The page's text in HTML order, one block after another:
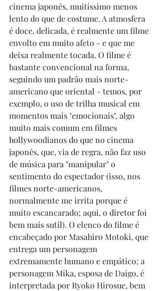
cinema japonês, muitíssimo menos
lento do que de costume. A atmosfera
é doce, delicada, é realmente um filme
envolto em muito afeto - e que me
deixa realmente tocada. O filme é
bastante convencional na forma,
seguindo um padrão mais norte-
americano que oriental - temos, por
exemplo, o uso de trilha musical em
momentos mais "emocionais", algo
muito mais comum em filmes
hollywoodianos do que no cinema
japonês, que, via de regra, não faz uso
de música para "manipular" o
sentimento do espectador (isso, nos
filmes norte-americanos,
normalmente me irrita porque é
muito escancarado; aqui, o diretor foi
bem mais sutil). O elenco do filme é
encabeçado por Masahiro Motoki, que
entrega um personagem
extremamente humano e empático; a
personagem Mika, esposa de Daigo, é
interpretada por Ryoko Hirosue, bem